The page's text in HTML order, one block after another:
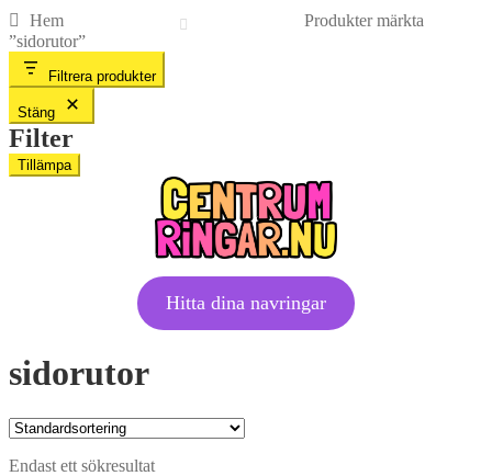
Hem
Produkter märkta
”sidorutor”
sidorutor
Endast ett sökresultat
Filtrera produkter
Stäng
Filter
Tillämpa
Hitta dina navringar